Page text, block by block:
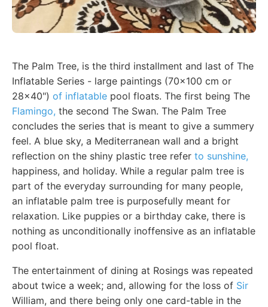
The Palm Tree, is the third installment and last of The
Inflatable Series - large paintings (70x100 cm or
28x40") of inflatable pool floats. The first being The
Flamingo, the second The Swan. The Palm Tree
concludes the series that is meant to give a summery
feel. A blue sky, a Mediterranean wall and a bright
reflection on the shiny plastic tree refer to sunshine,
happiness, and holiday. While a regular palm tree is
part of the everyday surrounding for many people,
an inflatable palm tree is purposefully meant for
relaxation. Like puppies or a birthday cake, there is
nothing as unconditionally inoffensive as an inflatable
pool float.
The entertainment of dining at Rosings was repeated
about twice a week; and, allowing for the loss of Sir
William, and there being only one card-table in the